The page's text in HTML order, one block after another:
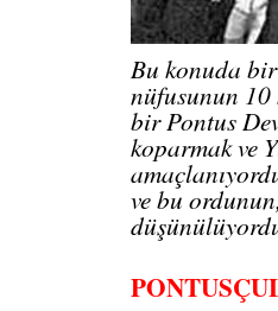
Bu konuda bir
nüfusunun 10
bir Pontus
koparmak ve
ve bu